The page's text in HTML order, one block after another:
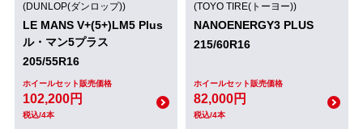
(DUNLOP(ダンロップ))
LE MANS V+(5+)LM5 Plus
ル・マン5プラス
205/55R16
ホイールセット販売価格
102,200円
税込/4本
(TOYO TIRE(トーヨー))
NANOENERGY3 PLUS
215/60R16
ホイールセット販売価格
82,000円
税込/4本